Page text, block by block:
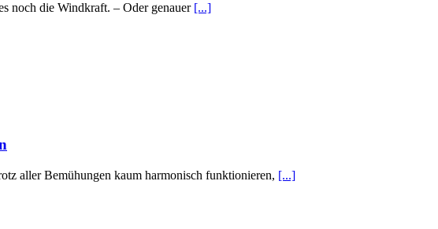
noch die Windkraft. – Oder genauer [...]
aller Bemühungen kaum harmonisch funktionieren, [...]